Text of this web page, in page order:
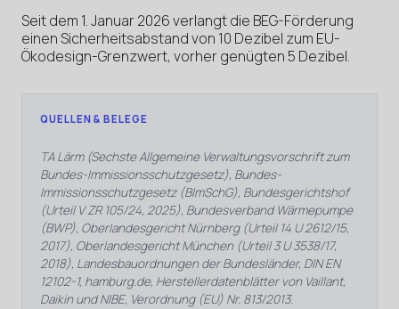
Seit dem 1. Januar 2026 verlangt die BEG-Förderung
einen Sicherheitsabstand von 10 Dezibel zum EU-
Ökodesign-Grenzwert, vorher genügten 5 Dezibel.
QUELLEN & BELEGE
TA Lärm (Sechste Allgemeine Verwaltungsvorschrift zum
Bundes-Immissionsschutzgesetz), Bundes-
Immissionsschutzgesetz (BImSchG), Bundesgerichtshof
(Urteil V ZR 105/24, 2025), Bundesverband Wärmepumpe
(BWP), Oberlandesgericht Nürnberg (Urteil 14 U 2612/15,
2017), Oberlandesgericht München (Urteil 3 U 3538/17,
2018), Landesbauordnungen der Bundesländer, DIN EN
12102-1, hamburg.de, Herstellerdatenblätter von Vaillant,
Daikin und NIBE, Verordnung (EU) Nr. 813/2013.